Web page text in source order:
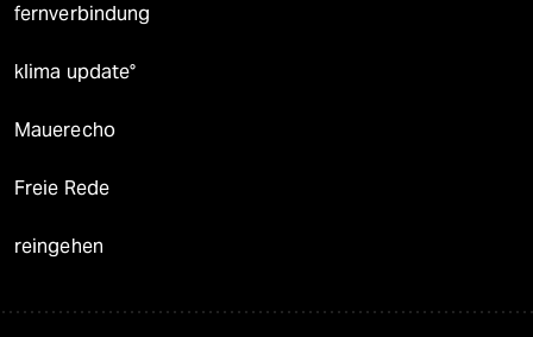
fernverbindung
klima update°
Mauerecho
Freie Rede
reingehen